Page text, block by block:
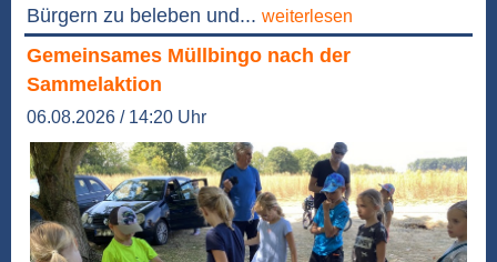
Bürgern zu beleben und... weiterlesen
Gemeinsames Müllbingo nach der
Sammelaktion
06.08.2026 / 14:20 Uhr